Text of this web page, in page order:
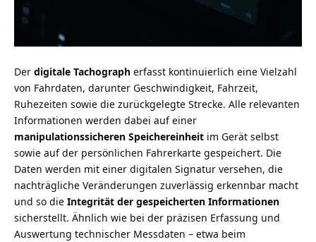
Der digitale Tachograph erfasst kontinuierlich eine Vielzahl
von Fahrdaten, darunter Geschwindigkeit, Fahrzeit,
Ruhezeiten sowie die zurückgelegte Strecke. Alle relevanten
Informationen werden dabei auf einer
manipulationssicheren Speichereinheit im Gerät selbst
sowie auf der persönlichen Fahrerkarte gespeichert. Die
Daten werden mit einer digitalen Signatur versehen, die
nachträgliche Veränderungen zuverlässig erkennbar macht
und so die Integrität der gespeicherten Informationen
sicherstellt. Ähnlich wie bei der präzisen Erfassung und
Auswertung technischer Messdaten – etwa beim